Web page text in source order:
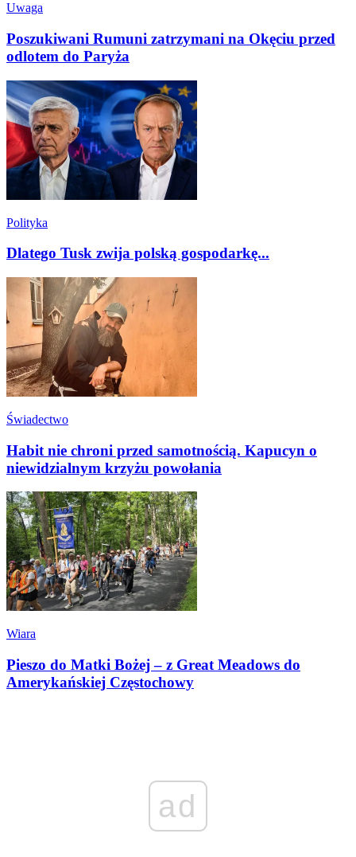
Uwaga
Poszukiwani Rumuni zatrzymani na Okęciu przed
odlotem do Paryża
Polityka
Dlatego Tusk zwija polską gospodarkę...
Świadectwo
Habit nie chroni przed samotnością. Kapucyn o
niewidzialnym krzyżu powołania
Wiara
Pieszo do Matki Bożej – z Great Meadows do
Amerykańskiej Częstochowy
ad